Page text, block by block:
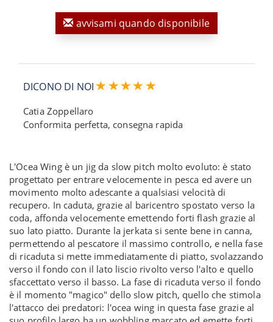
avvisami quando disponibile
DICONO DI NOI
Catia Zoppellaro
Conformita perfetta, consegna rapida
L'Ocea Wing è un jig da slow pitch molto evoluto: è stato
progettato per entrare velocemente in pesca ed avere un
movimento molto adescante a qualsiasi velocità di
recupero. In caduta, grazie al baricentro spostato verso la
coda, affonda velocemente emettendo forti flash grazie al
suo lato piatto. Durante la jerkata si sente bene in canna,
permettendo al pescatore il massimo controllo, e nella fase
di ricaduta si mette immediatamente di piatto, svolazzando
verso il fondo con il lato liscio rivolto verso l'alto e quello
sfaccettato verso il basso. La fase di ricaduta verso il fondo
è il momento "magico" dello slow pitch, quello che stimola
l'attacco dei predatori: l'ocea wing in questa fase grazie al